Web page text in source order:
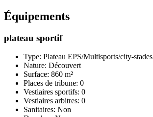
Équipements
plateau sportif
Type: Plateau EPS/Multisports/city-stades
Nature: Découvert
Surface: 860 m²
Places de tribune: 0
Vestiaires sportifs: 0
Vestiaires arbitres: 0
Sanitaires: Non